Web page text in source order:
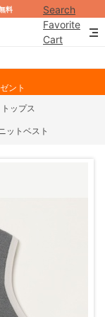
料
Search
Favorite
Cart
ント
トップス
ットベスト